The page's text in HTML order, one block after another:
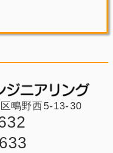
鴫野西5-13-30